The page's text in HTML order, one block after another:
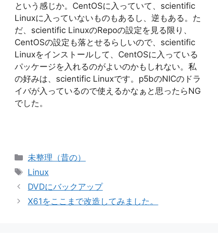
という感じか。CentOSに入っていて、scientific
Linuxに入っていないものもあるし、逆もある。た
だ、scientific LinuxのRepoの設定を見る限り、
CentOSの設定も落とせるらしいので、scientific
Linuxをインストールして、CentOSに入っている
パッケージを入れるのがよいのかもしれない。私
の好みは、scientific Linuxです。p5bのNICのドラ
イバが入っているので使えるかなぁと思ったらNG
でした。
カ
テ
リ
ー
未整理（昔の）
タ
グ
Linux
DVDにバックアップ
X61をここまで改造してみました。